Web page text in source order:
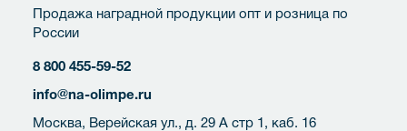
Продажа наградной продукции опт и розница по
России
8 800 455-59-52
info@na-olimpe.ru
Москва, Верейская ул., д. 29 А стр 1, каб. 16